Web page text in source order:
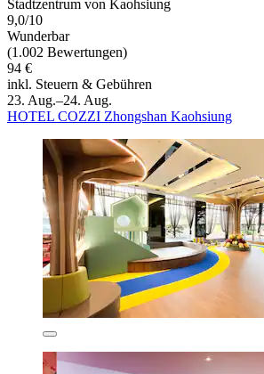
Stadtzentrum von Kaohsiung
9,0/10
Wunderbar
(1.002 Bewertungen)
94 €
inkl. Steuern & Gebühren
23. Aug.–24. Aug.
HOTEL COZZI Zhongshan Kaohsiung